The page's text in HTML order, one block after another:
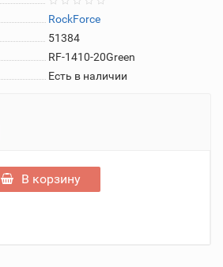
RockForce
51384
RF-1410-20Green
Есть в наличии
В корзину